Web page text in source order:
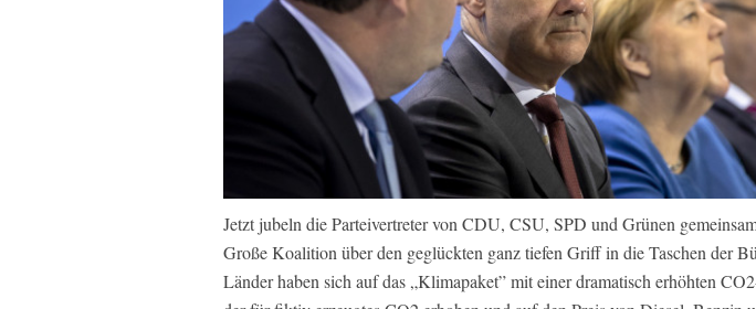
Jetzt jubeln die Parteivertreter von CDU, CSU, SPD und Grünen
Große Koalition über den geglückten ganz tiefen Griff in die Taschen der
Länder haben sich auf das „Klimapaket” mit einer dramatisch erhöhten